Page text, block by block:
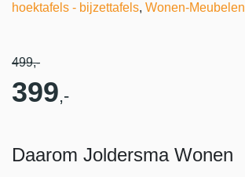
hoektafels - bijzettafels, Wonen-Meubelen
499,-
399,-
Daarom Joldersma Wonen